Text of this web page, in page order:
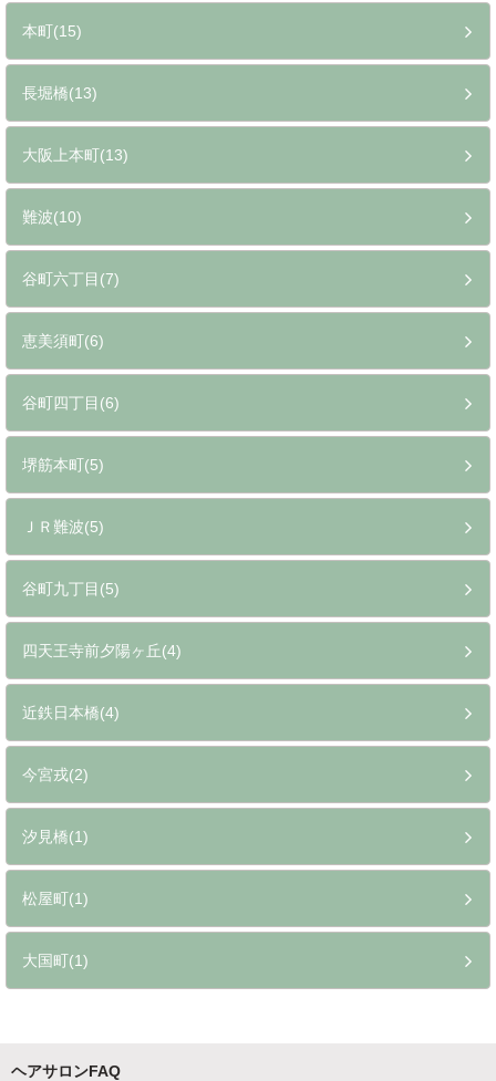
本町(15)
長堀橋(13)
大阪上本町(13)
難波(10)
谷町六丁目(7)
恵美須町(6)
谷町四丁目(6)
堺筋本町(5)
ＪＲ難波(5)
谷町九丁目(5)
四天王寺前夕陽ヶ丘(4)
近鉄日本橋(4)
今宮戎(2)
汐見橋(1)
松屋町(1)
大国町(1)
ヘアサロンFAQ